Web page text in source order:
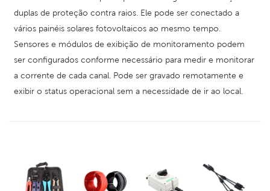
duplas de proteção contra raios. Ele pode ser conectado a
vários painéis solares fotovoltaicos ao mesmo tempo.
Sensores e módulos de exibição de monitoramento podem
ser configurados conforme necessário para medir e monitorar
a corrente de cada canal. Pode ser gravado remotamente e
exibir o status operacional sem a necessidade de ir ao local.